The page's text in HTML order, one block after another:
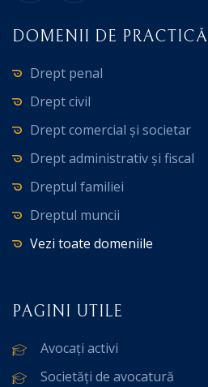
DOMENII DE PRACTICĂ
Drept penal
Drept civil
Drept comercial și societar
Drept administrativ și fiscal
Dreptul familiei
Dreptul muncii
Vezi toate domeniile
PAGINI UTILE
Avocați activi
Societăți de avocatură